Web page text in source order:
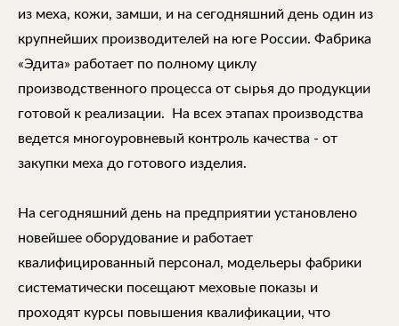
из меха, кожи, замши, и на сегодняшний день один из
крупнейших производителей на юге России. Фабрика
«Эдита» работает по полному циклу
производственного процесса от сырья до продукции
готовой к реализации. На всех этапах производства
ведется многоуровневый контроль качества - от
закупки меха до готового изделия.
На сегодняшний день на предприятии установлено
новейшее оборудование и работает
квалифицированный персонал, модельеры фабрики
систематически посещают меховые показы и
проходят курсы повышения квалификации, что